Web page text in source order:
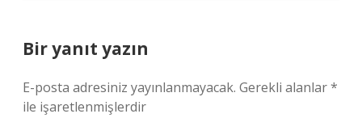
Bir yanıt yazın
E-posta adresiniz yayınlanmayacak. Gerekli alanlar*
ile işaretlenmişlerdir